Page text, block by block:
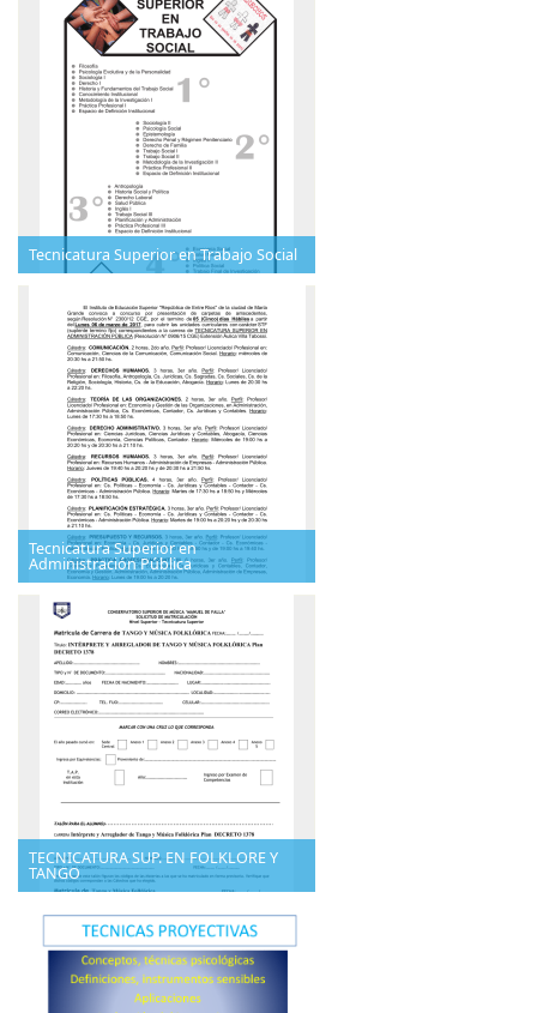
Tecnicatura Superior en Trabajo Social
Tecnicatura Superior en
Administración Pública
TECNICATURA SUP. EN FOLKLORE Y
TANGO